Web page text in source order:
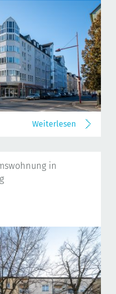
Weiterlesen
in